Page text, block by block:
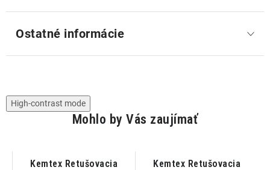
Ostatné informácie
High-contrast mode
Mohlo by Vás zaujímať
Kemtex Retušovacia
Kemtex Retušovacia